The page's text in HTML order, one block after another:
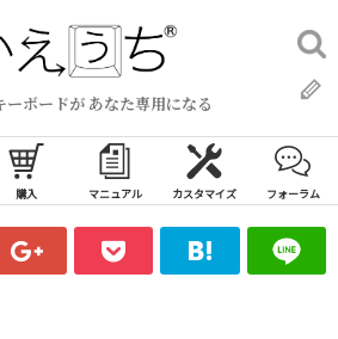
ーボードが あなた専用になる
検
索:
購入 マニュアル カスタマイズ フォーラム